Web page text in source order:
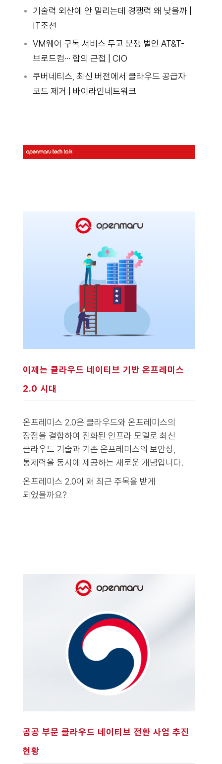
기술력 외산에 안 밀리는데 경쟁력 왜 낮을까 |
IT조선
VM웨어 구독 서비스 두고 분쟁 벌인 AT&T-
브로드컴··· 합의 근접 | CIO
쿠버네티스, 최신 버전에서 클라우드 공급자
코드 제거 | 바이라인네트워크
이제는 클라우드 네이티브 기반 온프레미스
2.0 시대
온프레미스 2.0은 클라우드와 온프레미스의
장점을 결합하여 진화된 인프라 모델로 최신
클라우드 기술과 기존 온프레미스의 보안성,
통제력을 동시에 제공하는 새로운 개념입니다.
온프레미스 2.0이 왜 최근 주목을 받게
되었을까요?
공공 부문 클라우드 네이티브 전환 사업 추진
현황